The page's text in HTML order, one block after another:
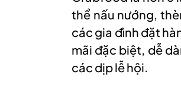
thể nấu nướng,
các gia đình đặt
mãi đặc biệt, dễ
các dịp lễ hội.